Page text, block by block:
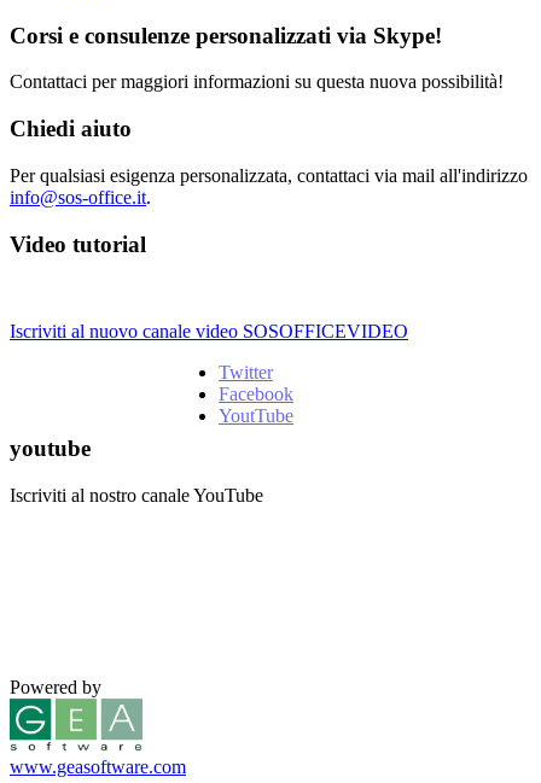
Corsi e consulenze personalizzati via Skype!
Contattaci per maggiori informazioni su questa nuova possibilità!
Chiedi aiuto
Per qualsiasi esigenza personalizzata, contattaci via mail all'indirizzo
info@sos-office.it.
Video tutorial
Iscriviti al nuovo canale video SOSOFFICEVIDEO
Twitter
Facebook
YoutTube
youtube
Iscriviti al nostro canale YouTube
Powered by
www.geasoftware.com